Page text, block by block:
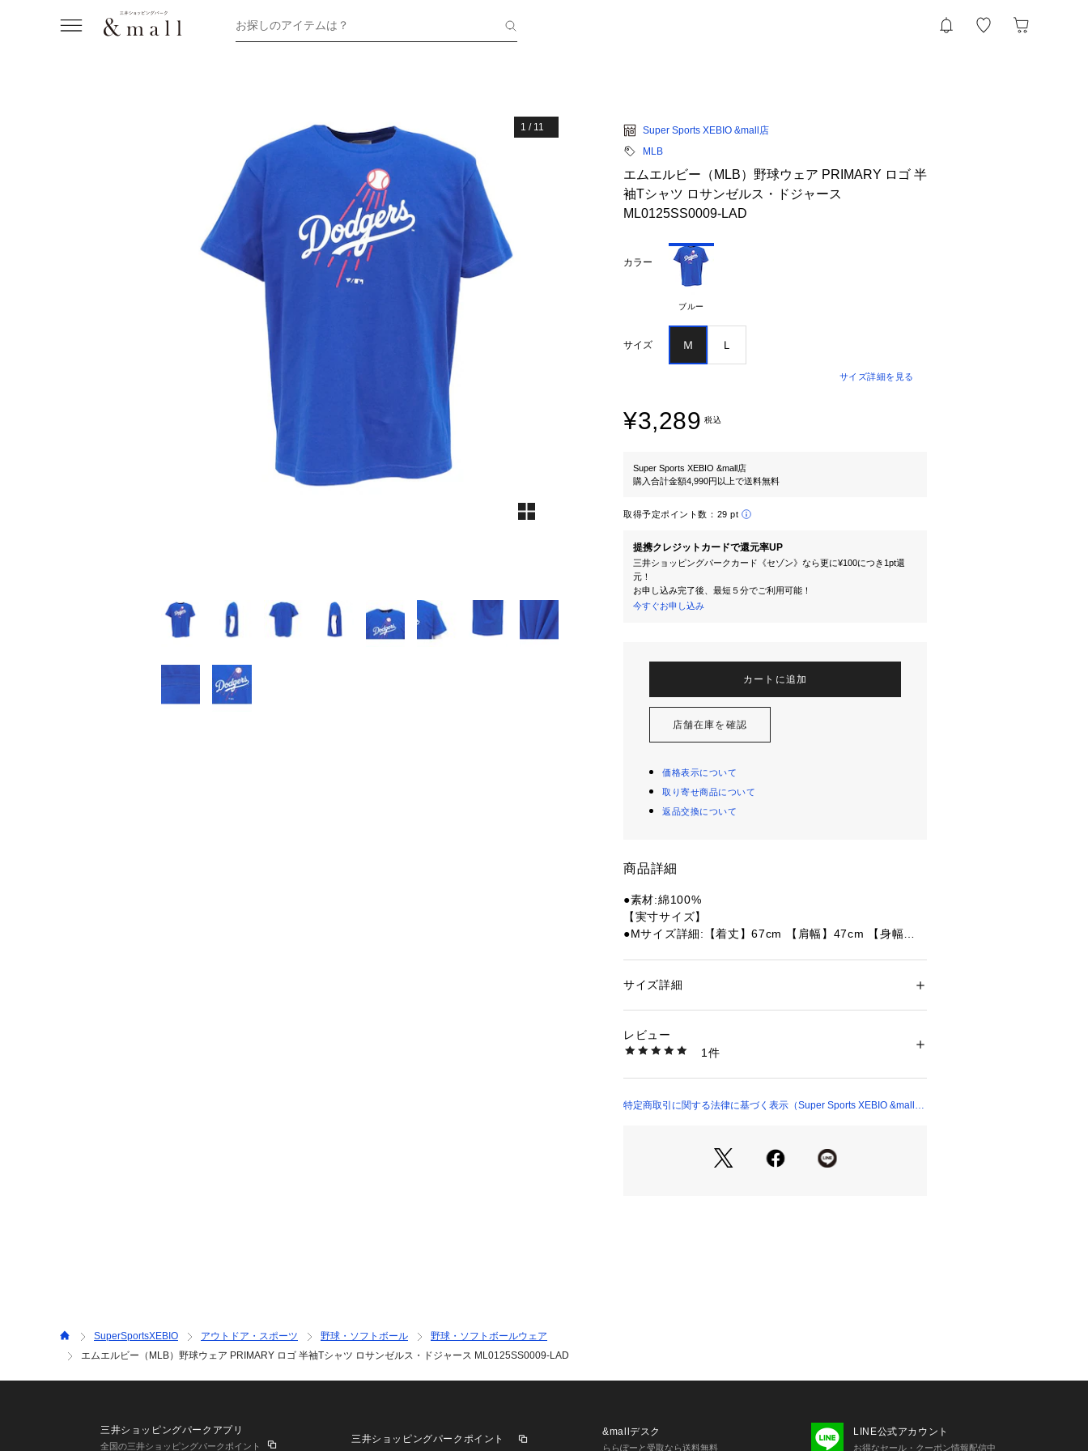
お探しのアイテムは？
1 / 11
Super Sports XEBIO &mall店
MLB
エムエルビー（MLB）野球ウェア PRIMARY ロゴ 半
袖Tシャツ ロサンゼルス・ドジャース
ML0125SS0009-LAD
カラー
ブルー
サイズ Ｍ Ｌ
サイズ詳細を見る
¥3,289 税込
Super Sports XEBIO &mall店
購入合計金額4,990円以上で送料無料
取得予定ポイント数： 29 pt
提携クレジットカードで還元率UP
三井ショッピングパークカード《セゾン》なら更に¥100につき1pt還
元！
お申し込み完了後、最短５分でご利用可能！
今すぐお申し込み
カートに追加
店舗在庫を確認
価格表示について
取り寄せ商品について
返品交換について
商品詳細
●素材:綿100%
【実寸サイズ】
●Mサイズ詳細:【着丈】67cm 【肩幅】47cm 【身幅】5
cm 【袖丈】21cm
【商品の購入にあたっての注意事項】
※一部商品において弊社カラー表記がメーカーカラー表
実際の商品の色味が若干異なる場合があります。
了承ください。エムジェイエムエルビー MJ・MLB スー
パースポーツゼビオ ゼビオ Super Sports XEBIO 野球
性別：メンズ
商品番号：1540000435993
サイズ詳細
レビュー
1件
特定商取引に関する法律に基づく表示（Super Sports XEBIO &mall
SuperSportsXEBIO アウトドア・スポーツ 野球・ソフトボール
野球・ソフトボールウェア
エムエルビー（MLB）野球ウェア PRIMARY ロゴ 半袖Tシャツ ロサンゼルス・ドジャース ML0125SS0009-LAD
三井ショッピングパークアプリ
全国の三井ショッピングパークポイント
三井ショッピングパークポイント
&mallデスク
ららぽーと受取なら送料無料
LINE公式アカウント
お得なセール・クーポン情報配信中